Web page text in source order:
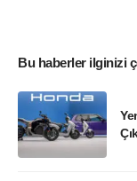
Bu haberler ilginizi